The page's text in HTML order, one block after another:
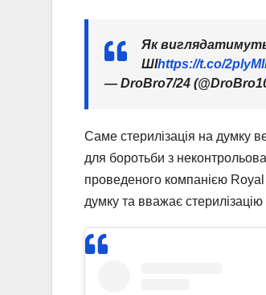
Як
ШІhttps://t.co/
— DroBro7/24
Саме стерилізація на думку
для боротьби з
проведеного компанією Royal
думку та вважає